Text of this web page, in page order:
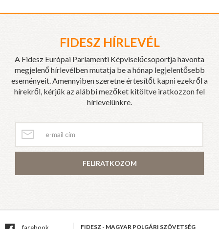
FIDESZ HÍRLEVÉL
A Fidesz Európai Parlamenti Képviselőcsoportja havonta
megjelenő hírlevélben mutatja be a hónap legjelentősebb
eseményeit. Amennyiben szeretne értesítőt kapni ezekről a
hírekről, kérjük az alábbi mezőket kitöltve iratkozzon fel
hírlevelünkre.
FELIRATKOZOM
FIDESZ - MAGYAR POLGÁRI SZÖVETSÉG